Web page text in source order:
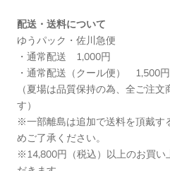
配送・送料について
ゆうパック・佐川急便
・通常配送 1,000円
・通常配送（クール便） 1,500円
（夏場は品質保持の為、全ご注
す）
※一部離島は追加で送料を頂戴す
めご了承ください。
※14,800円（税込）以上のお買い